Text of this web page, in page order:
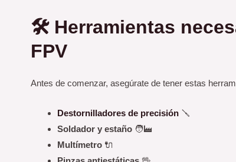
🛠️ Herramientas
FPV
Antes de comenzar, asegúrate de tener estas
Destornilladores de precisión 🪛
Soldador y estaño 🧑‍🏭
Multímetro 🔌